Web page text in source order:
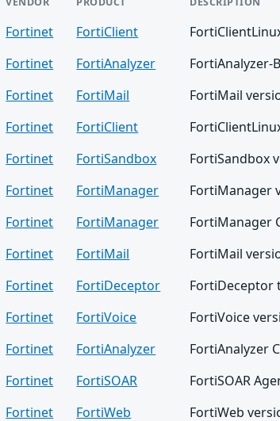
Fortinet FortiClient
Fortinet
FortiAnalyzer
FortiAnalyzer-
Fortinet
FortiMail
FortiMail
Fortinet
FortiClient
Fortinet
FortiSandbox
FortiSandbox
Fortinet
FortiManager
FortiManager
Fortinet
FortiManager
FortiManager
Fortinet
FortiMail
FortiMail
Fortinet
FortiDeceptor
FortiDeceptor
Fortinet
FortiVoice
FortiVoice
Fortinet
FortiAnalyzer
FortiAnalyzer
Fortinet
FortiSOAR
FortiSOAR
Fortinet
FortiWeb FortiWeb